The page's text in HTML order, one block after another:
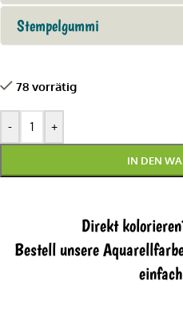
Stempelgummi
78 vorrätig
- +
IN DEN
Direkt
Bestell unsere